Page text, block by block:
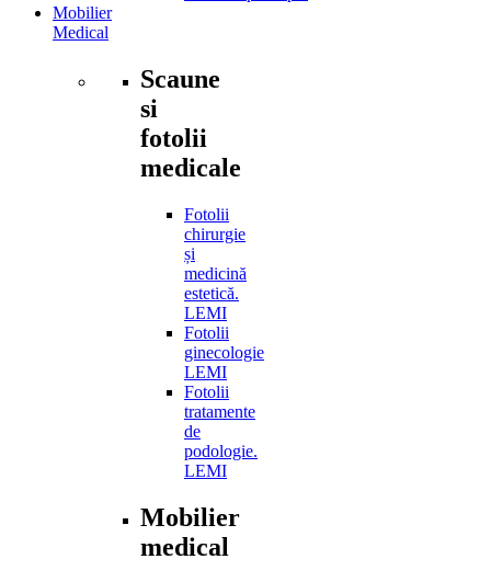
Mobilier
Medical
Scaune
si
fotolii
medicale
Fotolii
chirurgie
și
medicină
estetică.
LEMI
Fotolii
ginecologie
LEMI
Fotolii
tratamente
de
podologie.
LEMI
Mobilier
medical